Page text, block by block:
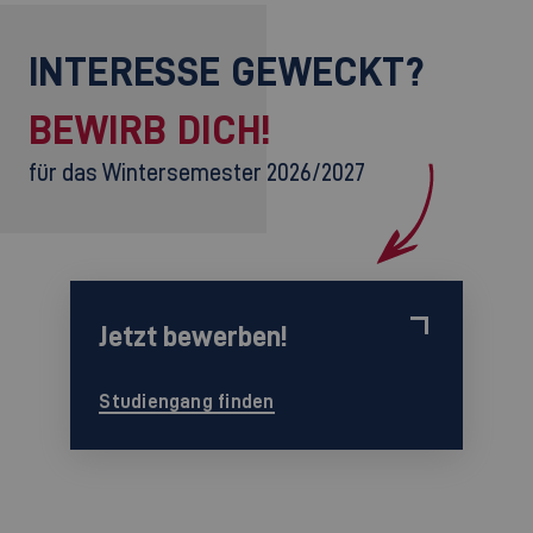
INTERESSE GEWECKT?
BEWIRB DICH!
für das Wintersemester 2026/2027
Jetzt bewerben!
Studiengang finden